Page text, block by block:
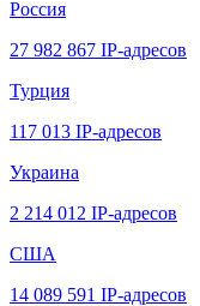
Россия
27 982 867 IP-адресов
Турция
117 013 IP-адресов
Украина
2 214 012 IP-адресов
США
14 089 591 IP-адресов